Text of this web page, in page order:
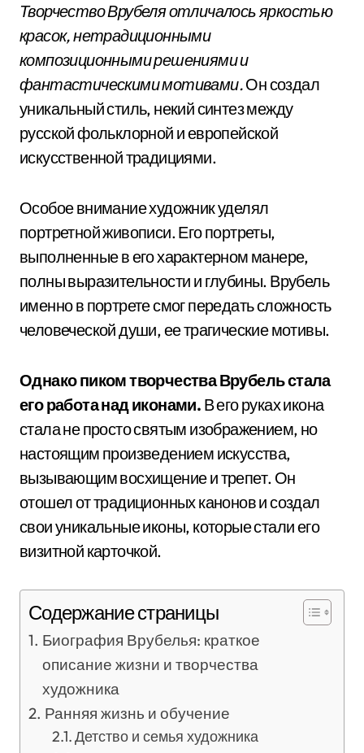
Творчество Врубеля отличалось яркостью
красок, нетрадиционными
композиционными решениями и
фантастическими мотивами.Он создал
уникальный стиль, некий синтез между
русской фольклорной и европейской
искусственной традициями.
Особое внимание художник уделял
портретной живописи. Его портреты,
выполненные в его характерном манере,
полны выразительности и глубины. Врубель
именно в портрете смог передать сложность
человеческой души, ее трагические мотивы.
Однако пиком творчества Врубель стала
его работа над иконами. В его руках икона
стала не просто святым изображением, но
настоящим произведением искусства,
вызывающим восхищение и трепет. Он
отошел от традиционных канонов и создал
свои уникальные иконы, которые стали его
визитной карточкой.
Содержание страницы
Биография Врубелья: краткое
описание жизни и творчества
художника
Ранняя жизнь и обучение
Детство и семья художника